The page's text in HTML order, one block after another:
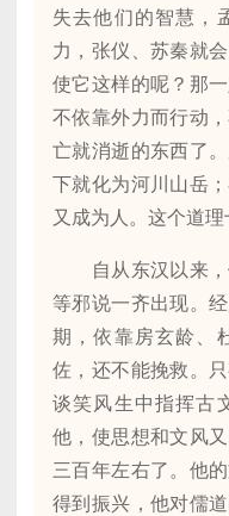
失去他们的智慧，
力，张仪、苏秦就
使它这样的呢？那
不依靠外力而行动
亡就消逝的东西了
下就化为河川山岳
又成为人。这个道理
自从东汉以来，
等邪说一齐出现。
期，依靠房玄龄、
佐，还不能挽救。
谈笑风生中指挥古
他，使思想和文风
三百年左右了。他
得到振兴，他对儒